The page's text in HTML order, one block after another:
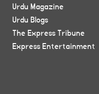
Urdu Magazine
Urdu Blogs
The Express Tribune
Express Entertainment